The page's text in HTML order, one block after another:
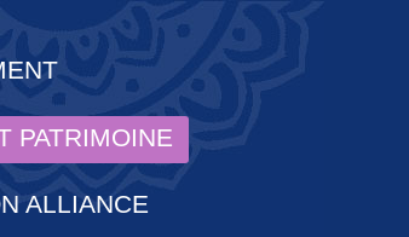
PATRIMOINE
ALLIANCE